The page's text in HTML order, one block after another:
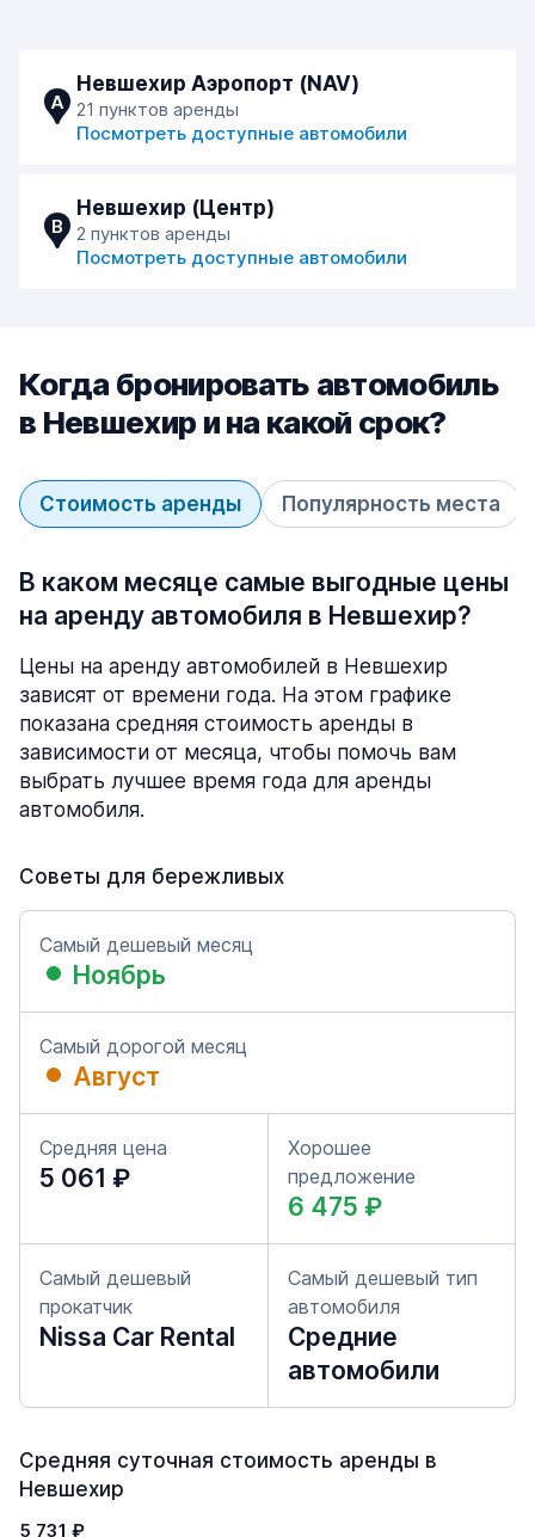
A
Невшехир Аэропорт (NAV)
21 пунктов аренды
Посмотреть доступные автомобили
B
Невшехир (Центр)
2 пунктов аренды
Посмотреть доступные автомобили
Когда бронировать автомобиль
в Невшехир и на какой срок?
Стоимость аренды Популярность места
В каком месяце самые выгодные цены
на аренду автомобиля в Невшехир?
Цены на аренду автомобилей в Невшехир
зависят от времени года. На этом графике
показана средняя стоимость аренды в
зависимости от месяца, чтобы помочь вам
выбрать лучшее время года для аренды
автомобиля.
Советы для бережливых
Самый дешевый месяц
Ноябрь
Самый дорогой месяц
Август
Средняя цена
5 061 ₽
Хорошее
предложение
6 475 ₽
Самый дешевый
прокатчик
Nissa Car Rental
Самый дешевый тип
автомобиля
Средние
автомобили
Средняя суточная стоимость аренды в
Невшехир
5 731 ₽